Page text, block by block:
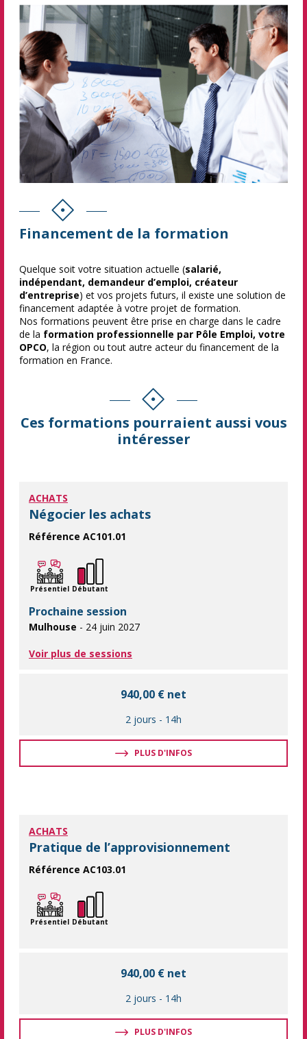
Financement de la formation
Quelque soit votre situation actuelle (salarié,
indépendant, demandeur d’emploi, créateur
d’entreprise) et vos projets futurs, il existe une solution de
financement adaptée à votre projet de formation.
Nos formations peuvent être prise en charge dans le cadre
de la formation professionnelle par Pôle Emploi, votre
OPCO, la région ou tout autre acteur du financement de la
formation en France.
Ces formations pourraient aussi vous
intéresser
ACHATS
Négocier les achats
Référence AC101.01
Apprendre les méthodes et outils pour optimiser la
Présentiel Débutant
Prochaine session
Mulhouse - 24 juin 2027
Voir plus de sessions
940,00 € net
2 jours - 14h
PLUS D'INFOS
ACHATS
Pratique de l’approvisionnement
Référence AC103.01
Apprendre les fondamentaux de la Supply Chain Maîtriser la
Présentiel Débutant
940,00 € net
2 jours - 14h
PLUS D'INFOS